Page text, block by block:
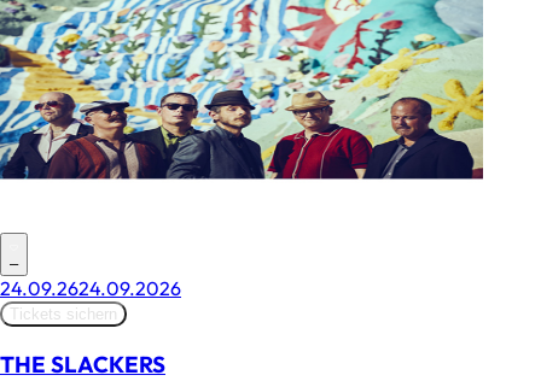
–
24.09.2624.09.2026
Tickets sichern
THE SLACKERS